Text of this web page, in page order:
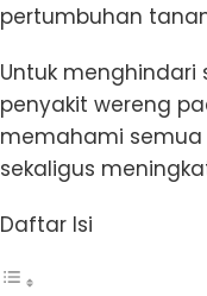
pertumbuhan
Untuk
penyakit wereng
memahami
sekaligus
Daftar Isi